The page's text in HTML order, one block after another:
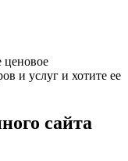
ценовое
и услуг и хотите ее
сайта